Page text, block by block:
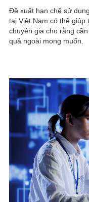
Đề xuất hạn chế sử
tại Việt Nam có thể
chuyên gia cho rằng
quả ngoài mong muốn.